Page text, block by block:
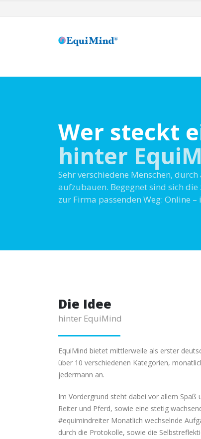
Wer steckt
hinter
Sehr verschiedene Menschen,
aufzubauen. Begegnet sind sich
zur Firma passenden Weg: Online
Die Idee
hinter EquiMind
EquiMind bietet mittlerweile als erster
über 10 verschiedenen Kategorien,
jedermann an.
Im Vordergrund steht dabei vor allem Spaß
Reiter und Pferd, sowie eine stetig
#equimindreiter Monatlich wechselnde
durch die Protokolle, sowie die